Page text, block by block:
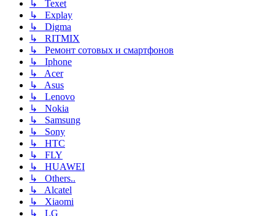
↳ Texet
↳ Explay
↳ Digma
↳ RITMIX
↳ Ремонт сотовых и смартфонов
↳ Iphone
↳ Acer
↳ Asus
↳ Lenovo
↳ Nokia
↳ Samsung
↳ Sony
↳ HTC
↳ FLY
↳ HUAWEI
↳ Others..
↳ Alcatel
↳ Xiaomi
↳ LG